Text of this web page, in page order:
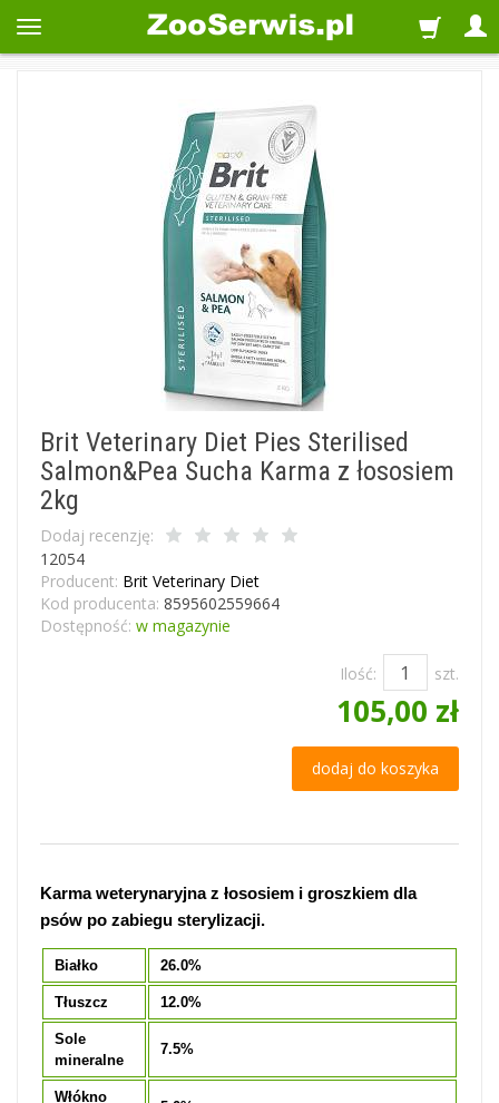
Brit Veterinary Diet Pies Sterilised
Salmon&Pea Sucha Karma z łososiem
2kg
Dodaj recenzję:
12054
Producent: Brit Veterinary Diet
Kod producenta: 8595602559664
Dostępność: w magazynie
Ilość: szt.
105,00 zł
dodaj do koszyka
Karma weterynaryjna z łososiem i groszkiem dla
psów po zabiegu sterylizacji.
Białko 26.0%
Tłuszcz 12.0%
Sole
mineralne
7.5%
Włókno